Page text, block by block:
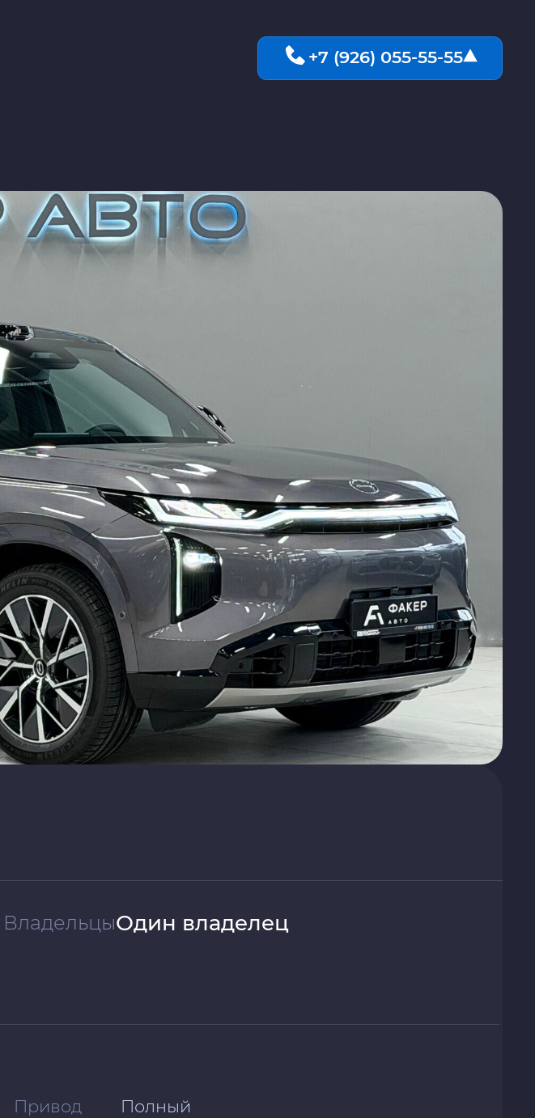
+7 (926) 055-55-55
ВладельцыОдин владелец
Привод
Полный